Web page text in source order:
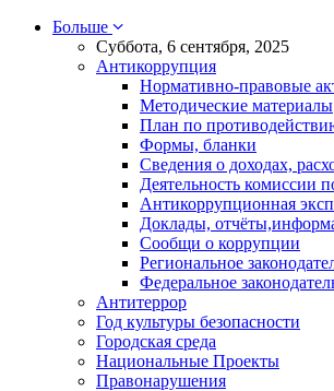
Больше
Суббота, 6 сентября, 2025
Антикоррупция
Нормативно-правовые
Методические материалы
План по
Формы, бланки
Сведения о доходах,
Деятельность комиссии
Антикоррупционная
Доклады,
Сообщи о коррупции
Региональное
Федеральное
Антитеррор
Год культуры безопасности
Городская среда
Национальные Проекты
Правонарушения